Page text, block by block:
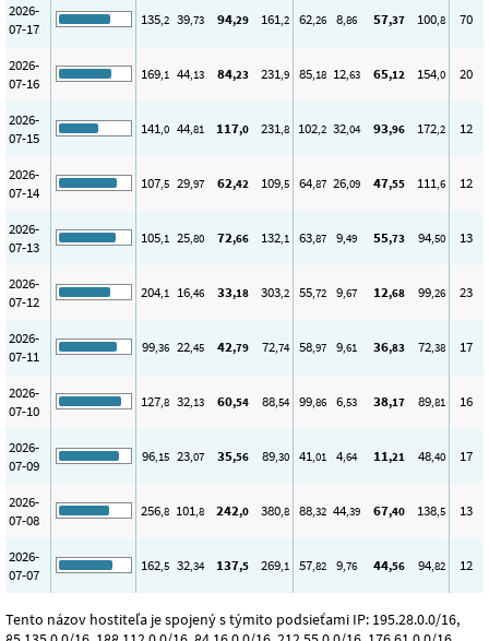
2026-
07-17
135,2 39,73 94,29 161,2 62,26 8,86 57,37 100,8 70
2026-
07-16
169,1 44,13 84,23 231,9 85,18 12,63 65,12 154,0 20
2026-
07-15
141,0 44,81 117,0 231,8 102,2 32,04 93,96 172,2 12
2026-
07-14
107,5 29,97 62,42 109,5 64,87 26,09 47,55 111,6 12
2026-
07-13
105,1 25,80 72,66 132,1 63,87 9,49 55,73 94,50 13
2026-
07-12
204,1 16,46 33,18 303,2 55,72 9,67 12,68 99,26 23
2026-
07-11
99,36 22,45 42,79 72,74 58,97 9,61 36,83 72,38 17
2026-
07-10
127,8 32,13 60,54 88,54 99,86 6,53 38,17 89,81 16
2026-
07-09
96,15 23,07 35,56 89,30 41,01 4,64 11,21 48,40 17
2026-
07-08
256,8 101,8 242,0 380,8 88,32 44,39 67,40 138,5 13
2026-
07-07
162,5 32,34 137,5 269,1 57,82 9,76 44,56 94,82 12
Tento názov hostiteľa je spojený s týmito podsieťami IP: 195.28.0.0/16,